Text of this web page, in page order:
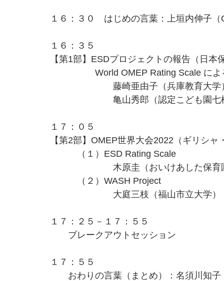
１６：３０　はじめの言葉：上垣内伸子
１６：３５
【第1部】ESDプロジェクトの報告（日
World OMEP Rating Scale による
藤崎亜由子（兵庫教育大学
亀山秀郎（認定こども園七松
１７：０５
【第2部】OMEP世界大会2022（ギリシ
（１）ESD Rating Scale
木原圭（おいけあした保育
（２）WASH Project
大庭三枝（福山市立大学）
１７：２５－１７：５５
ブレークアウトセッション
１７：５５
おわりの言葉（まとめ）：名須川知子